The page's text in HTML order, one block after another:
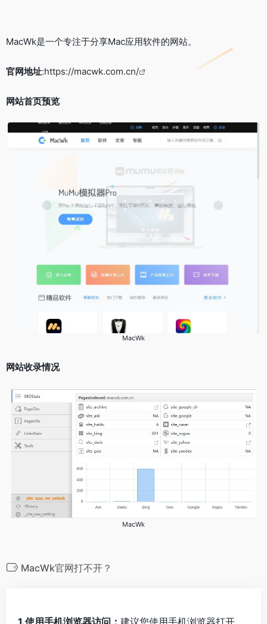
MacWk是一个专注于分享Mac应用软件的网站。
官网地址:https://macwk.com.cn/
网站首页预览
MacWk
网站收录情况
MacWk
MacWk官网打不开？
1.使用手机浏览器访问： 建议您使用手机浏览器打开